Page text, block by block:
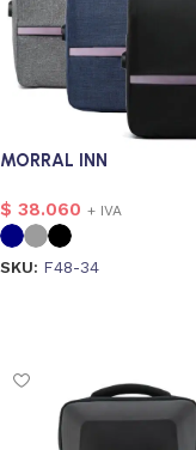
MORRAL INN
$ 38.060 + IVA
SKU: F48-34